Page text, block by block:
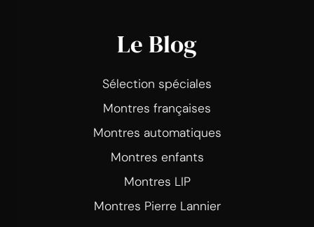
Le Blog
Sélection spéciales
Montres françaises
Montres automatiques
Montres enfants
Montres LIP
Montres Pierre Lannier